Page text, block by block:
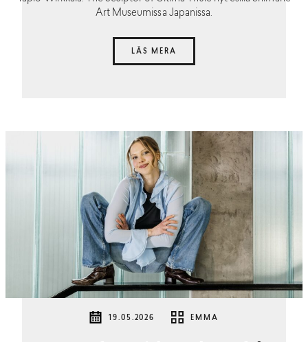
Art Museumissa Japanissa.
LÄS MERA
19.05.2026 EMMA